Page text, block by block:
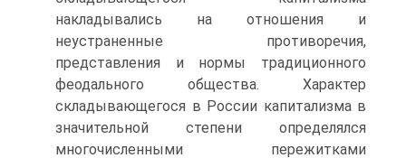
накладывались на отношения и
неустраненные противо­речия,
представления и нормы традиционного
феодального общества. Характер
складывающегося в России капитализма в
значительной степени определялся
многочисленными пере­житками